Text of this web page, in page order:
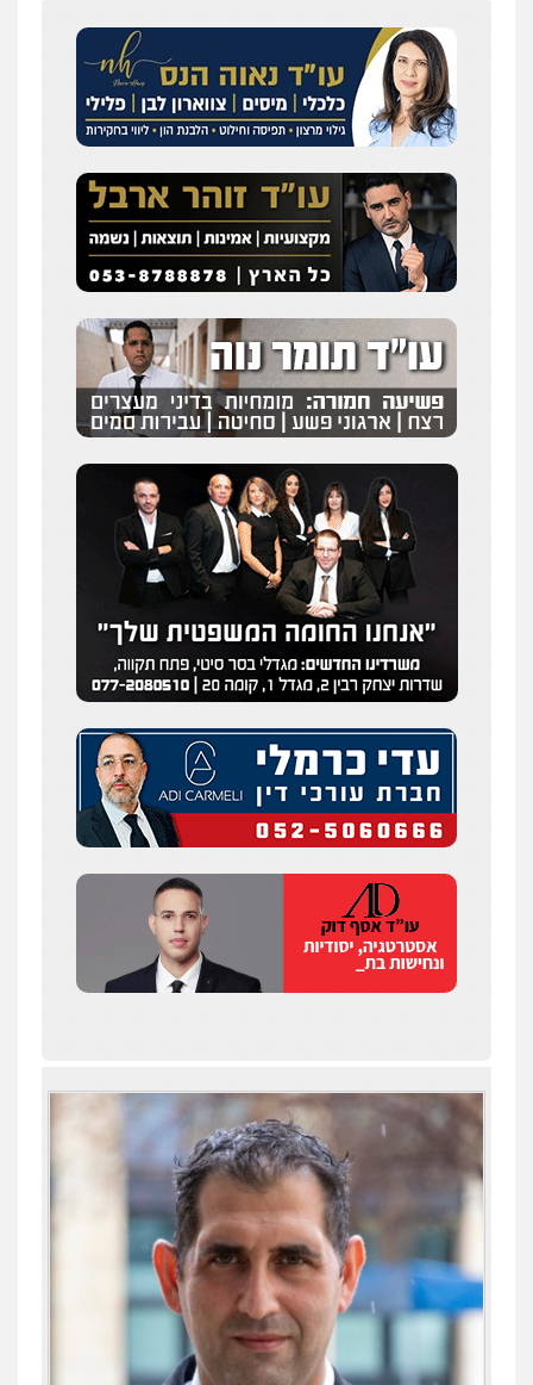
עו"ד תומר נוה
פלילי מעצרים וחקירות עבירות המתה עורכי
דין לענייני אסירים
0507913332
עו"ד איהאב ג'לג'ולי
פלילי מעצרים וחקירות עורכי דין לענייני
אסירים
0505216700
עו"ד שלומי שרון
פלילי צבאי מעצרים וחקירות